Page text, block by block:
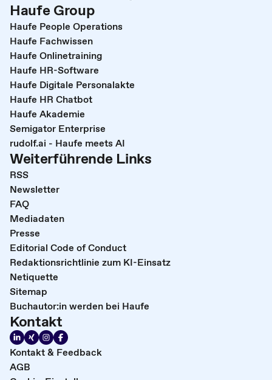
Haufe Group
Haufe People Operations
Haufe Fachwissen
Haufe Onlinetraining
Haufe HR-Software
Haufe Digitale Personalakte
Haufe HR Chatbot
Haufe Akademie
Semigator Enterprise
rudolf.ai - Haufe meets AI
Weiterführende Links
RSS
Newsletter
FAQ
Mediadaten
Presse
Editorial Code of Conduct
Redaktionsrichtlinie zum KI-Einsatz
Netiquette
Sitemap
Buchautor:in werden bei Haufe
Kontakt
Kontakt & Feedback
AGB